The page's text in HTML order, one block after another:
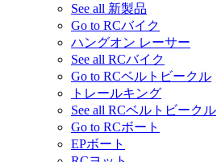
See all 新製品
Go to RCバイク
ハングオン レーサー
See all RCバイク
Go to RCベルトビークル
トレールキング
See all RCベルトビークル
Go to RCボート
EPボート